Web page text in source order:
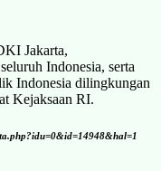
Jakarta,
Indonesia, serta
Indonesia dilingkungan
Kejaksaan RI.